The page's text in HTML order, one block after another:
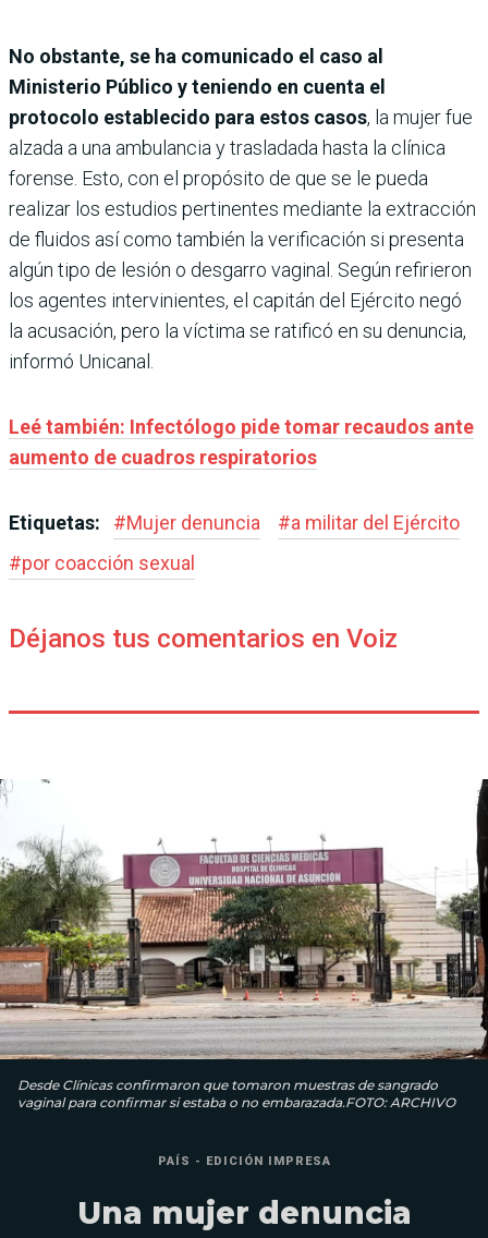
No obstante, se ha comunicado el caso al
Ministerio Público y teniendo en cuenta el
protocolo establecido para estos casos, la mujer fue
alzada a una ambulancia y trasladada hasta la clínica
forense. Esto, con el propósito de que se le pueda
realizar los estudios pertinentes mediante la extracción
de fluidos así como también la verificación si presenta
algún tipo de lesión o desgarro vaginal. Según refirieron
los agentes intervinientes, el capitán del Ejército negó
la acusación, pero la víctima se ratificó en su denuncia,
informó Unicanal.
Leé también: Infectólogo pide tomar recaudos ante
aumento de cuadros respiratorios
Etiquetas: #Mujer denuncia #a militar del Ejército
#por coacción sexual
Déjanos tus comentarios en Voiz
Desde Clínicas confirmaron que tomaron muestras de sangrado
vaginal para confirmar si estaba o no embarazada.FOTO: ARCHIVO
PAÍS - EDICIÓN IMPRESA
Una mujer denuncia